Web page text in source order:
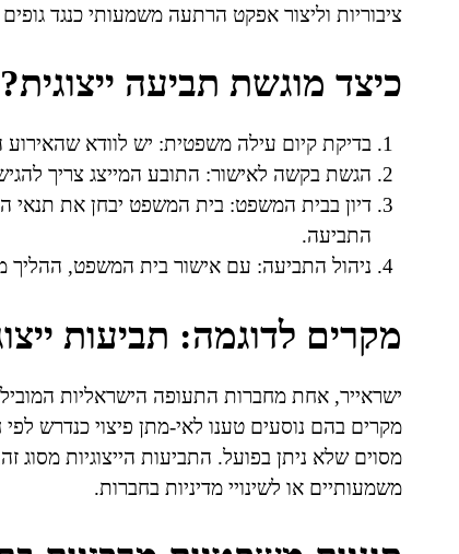
ציבוריות וליצור אפקט הרתעה משמעותי כנגד
כיצד מוגשת תביעה ייצוגית?
בדיקת קיום עילה משפטית: יש לוודא
הגשת בקשה לאישור: התובע המייצג צריך
דיון בבית המשפט: בית המשפט יבחן את תנאי
התביעה.
ניהול התביעה: עם אישור בית המשפט, ההליך
מקרים לדוגמה: תביעות
ישראייר, אחת מחברות התעופה הישראליות
מקרים בהם נוסעים טענו לאי-מתן פיצוי כנדרש
מסוים שלא ניתן בפועל. התביעות הייצוגיות מסוג
משמעותיים או לשינויי מדיניות בחברות.